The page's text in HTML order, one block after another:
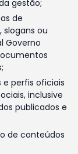
gestão;
de
ou
Governo
perfis oficiais
inclusive
publicados e
de conteúdos